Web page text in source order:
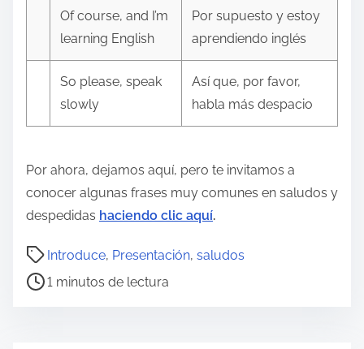
Of course, and I’m
learning English
Por supuesto y estoy
aprendiendo inglés
So please, speak
slowly
Así que, por favor,
habla más despacio
Por ahora, dejamos aquí, pero te invitamos a
conocer algunas frases muy comunes en saludos y
despedidas haciendo clic aquí.
Introduce, Presentación, saludos
T
1 minutos de lectura